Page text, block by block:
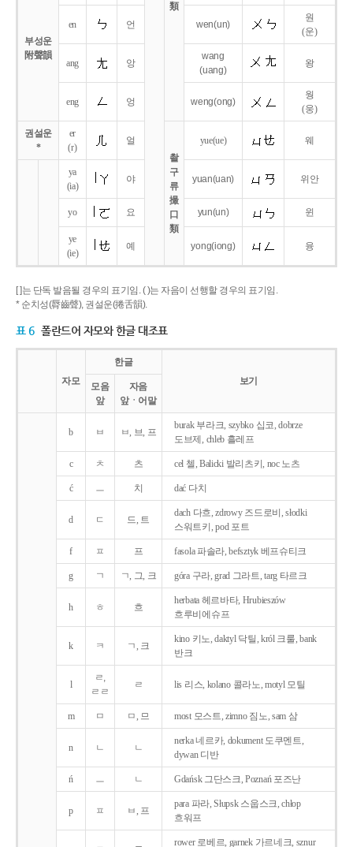
類
부성운
附聲韻
en 언 wen(un)
원
(운)
ang 앙
wang
(uang)
왕
eng 엉 weng(ong)
웡
(웅)
권설운
*
er
(r)
얼
촬
구
류
撮
口
類
yue(ue) 웨
ya
(ia)
야 yuan(uan) 위안
yo 요 yun(un) 윈
ye
(ie)
예 yong(iong) 융
[ ]는 단독 발음될 경우의 표기임. ( )는 자음이 선행할 경우의 표기임.
* 순치성(脣齒聲), 권설운(捲舌韻).
표 6 폴란드어 자모와 한글 대조표
자모
한글
보기
모음
앞
자음
앞ㆍ어말
b ㅂ ㅂ, 브, 프
burak 부라크, szybko 십코, dobrze
도브제, chleb 흘레프
c ㅊ 츠 cel 첼, Balicki 발리츠키, noc 노츠
ć ㅡ 치 dać 다치
d ㄷ 드, 트
dach 다흐, zdrowy 즈드로비, słodki
스워트키, pod 포트
f ㅍ 프 fasola 파솔라, befsztyk 베프슈티크
g ㄱ ㄱ, 그, 크 góra 구라, grad 그라트, targ 타르크
h ㅎ 흐
herbata 헤르바타, Hrubieszów
흐루비에슈프
k ㅋ ㄱ, 크
kino 키노, daktyl 닥틸, król 크룰, bank
반크
l
ㄹ,
ㄹㄹ
ㄹ lis 리스, kolano 콜라노, motyl 모틸
m ㅁ ㅁ, 므 most 모스트, zimno 짐노, sam 삼
n ㄴ ㄴ
nerka 네르카, dokument 도쿠멘트,
dywan 디반
ń ㅡ ㄴ Gdańsk 그단스크, Poznań 포즈난
p ㅍ ㅂ, 프
para 파라, Słupsk 스웁스크, chłop
흐워프
rower 로베르, garnek 가르네크, sznur